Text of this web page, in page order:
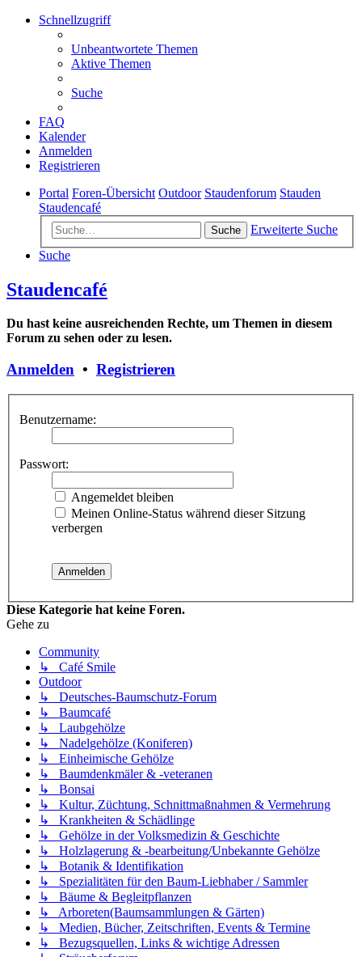
Schnellzugriff
Unbeantwortete Themen
Aktive Themen
Suche
FAQ
Kalender
Anmelden
Registrieren
Portal Foren-Übersicht Outdoor Staudenforum Stauden
Staudencafé
Suche
Erweiterte Suche
Suche
Staudencafé
Du hast keine ausreichenden Rechte, um Themen in diesem
Forum zu sehen oder zu lesen.
Anmelden • Registrieren
Benutzername:
Passwort:
Angemeldet bleiben
Meinen Online-Status während dieser Sitzung
verbergen
Diese Kategorie hat keine Foren.
Gehe zu
Community
↳ Café Smile
Outdoor
↳ Deutsches-Baumschutz-Forum
↳ Baumcafé
↳ Laubgehölze
↳ Nadelgehölze (Koniferen)
↳ Einheimische Gehölze
↳ Baumdenkmäler & -veteranen
↳ Bonsai
↳ Kultur, Züchtung, Schnittmaßnahmen & Vermehrung
↳ Krankheiten & Schädlinge
↳ Gehölze in der Volksmedizin & Geschichte
↳ Holzlagerung & -bearbeitung/Unbekannte Gehölze
↳ Botanik & Identifikation
↳ Spezialitäten für den Baum-Liebhaber / Sammler
↳ Bäume & Begleitpflanzen
↳ Arboreten(Baumsammlungen & Gärten)
↳ Medien, Bücher, Zeitschriften, Events & Termine
↳ Bezugsquellen, Links & wichtige Adressen